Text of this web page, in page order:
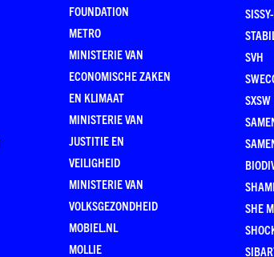
FOUNDATION
METRO
MINISTERIE VAN
ECONOMISCHE ZAKEN
EN KLIMAAT
MINISTERIE VAN
JUSTITIE EN
VEILIGHEID
MINISTERIE VAN
VOLKSGEZONDHEID
MOBIEL.NL
MOLLIE
SVH
SXSW
SHE